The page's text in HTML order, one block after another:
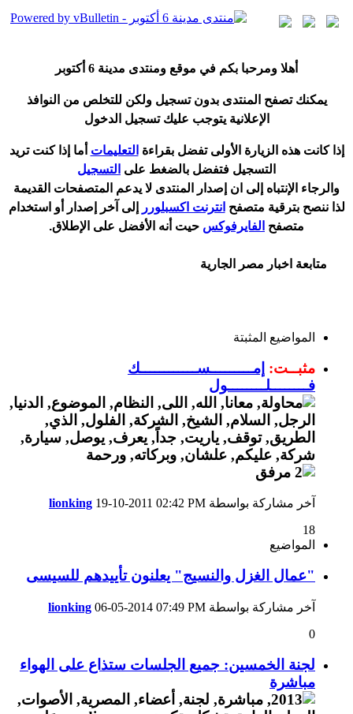
هلا ومرحبا بكم في موقع ومنتدى مدينة 6 أكتوبر
يمكنك تصفح المنتدى بدون تسجيل ولكن للتخلص من النوافذ
الإعلانية يتوجب عليك تسجيل الدخول
إذا كانت هذه الزيارة الأولى تفضل بقراءة التعليمات ما إذا كنت تريد
التسجيل فتفضل بالضغط على التسجيل
والرجاء الإنتباه إلى ان إصدار المنتدى لا يدعم المتصفحات القديمة
لذا ننصح بترقية متصفح انترنت اكسبلورر إلى آخر إصدار أو استخدام
متصفح الفايرفوكس حيت نه الأفضل على الإطلاق.
متابعة اخبار مصر الجارية
المواضيع المثبتة
مثبــت: إمـــــــــســــــــــــك
فــــــــلــــــــول
آخر مشاركة بواسطة lionking 19-10-2011 02:42 PM
18
المواضيع
"عمال الغزل والنسيج" يعلنون تأييدهم للسيسى
آخر مشاركة بواسطة lionking 06-05-2014 07:49 PM
0
لجنة الخمسين: جميع الجلسات ستذاع على الهواء
مباشرة